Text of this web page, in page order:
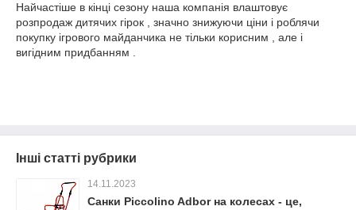
Найчастіше в кінці сезону наша компанія влаштовує
розпродаж дитячих гірок , значно знижуючи ціни і роблячи
покупку ігрового майданчика не тільки корисним , але і
вигідним придбанням .
Інші статті рубрики
14.11.2023
Санки Piccolino Adbor на колесах - це,